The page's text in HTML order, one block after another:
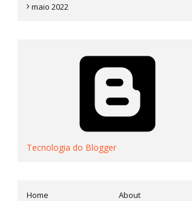
maio 2022
Tecnologia do Blogger
Home
About